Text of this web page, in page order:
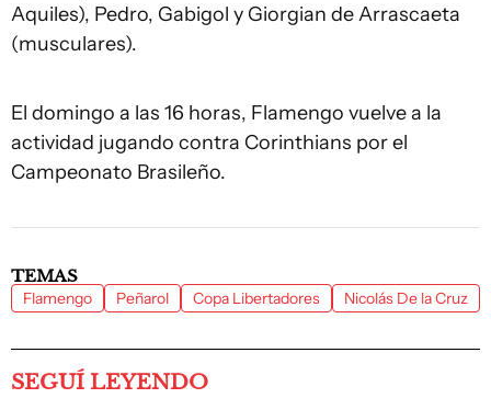
Aquiles), Pedro, Gabigol y Giorgian de Arrascaeta
(musculares).
El domingo a las 16 horas, Flamengo vuelve a la
actividad jugando contra Corinthians por el
Campeonato Brasileño.
TEMAS
Flamengo Peñarol Copa Libertadores Nicolás De la Cruz
SEGUÍ LEYENDO